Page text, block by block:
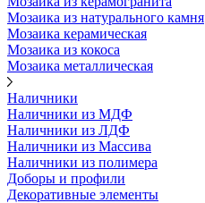
Мозаика из натурального камня
Мозаика керамическая
Мозаика из кокоса
Мозаика металлическая
Наличники
Наличники из МДФ
Наличники из ЛДФ
Наличники из Массива
Наличники из полимера
Доборы и профили
Декоративные элементы